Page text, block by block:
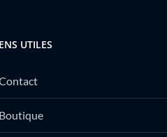
UTILES
Boutique